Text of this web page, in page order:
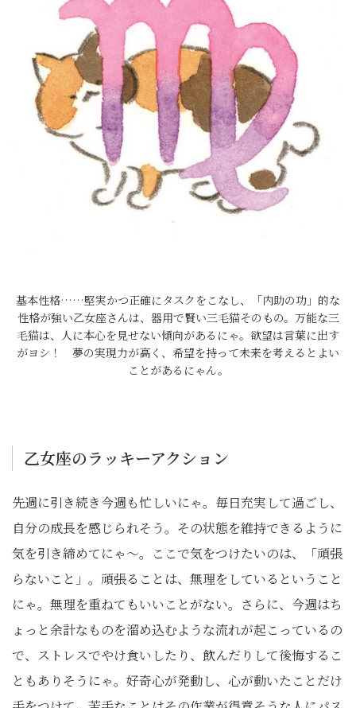
基本性格……堅実かつ正確にタスクをこなし、「内助の功」的な
性格が強い乙女座さんは、器用で賢い三毛猫そのもの。万能な三
毛猫は、人に本心を見せない傾向があるにゃ。欲望は言葉に出す
がヨシ！ 夢の実現力が高く、希望を持って未来を考えるとよい
ことがあるにゃん。
乙女座のラッキーアクション
先週に引き続き今週も忙しいにゃ。毎日充実して過ごし、
自分の成長を感じられそう。その状態を維持できるように
気を引き締めてにゃ〜。ここで気をつけたいのは、「頑張
らないこと」。頑張ることは、無理をしているということ
にゃ。無理を重ねてもいいことがない。さらに、今週はち
ょっと余計なものを溜め込むような流れが起こっているの
で、ストレスでやけ食いしたり、飲んだりして後悔するこ
ともありそうにゃ。好奇心が発動し、心が動いたことだけ